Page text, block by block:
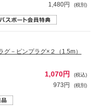
1,480円 (税別)
－ピンプラグ×２（1.5m）
1,070円 (税込)
973円 (税別)